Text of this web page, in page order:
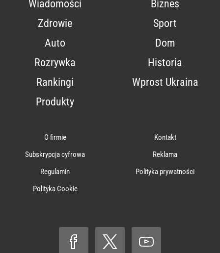
Wiadomości
Biznes
Zdrowie
Sport
Auto
Dom
Rozrywka
Historia
Rankingi
Wprost Ukraina
Produkty
O firmie
Kontakt
Subskrypcja cyfrowa
Reklama
Regulamin
Polityka prywatności
Polityka Cookie